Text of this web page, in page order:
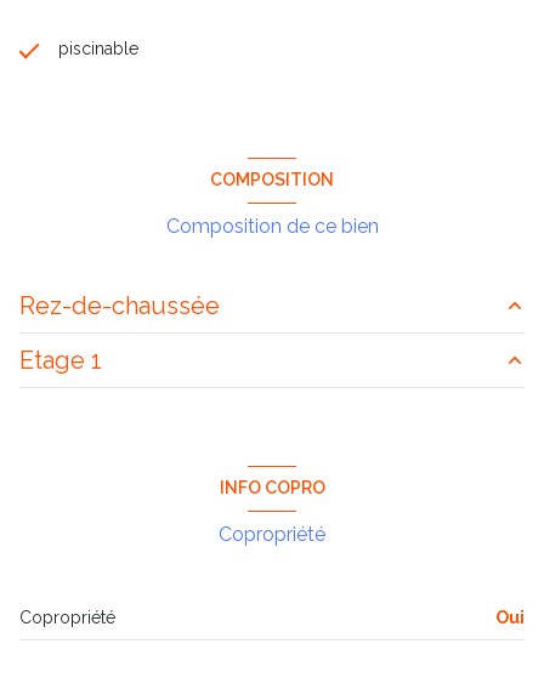
piscinable
COMPOSITION
Composition de ce bien
Rez-de-chaussée
cuisine
Etage 1
INFO COPRO
Copropriété
Copropriété Oui